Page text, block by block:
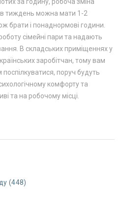
в тиждень можна мати 1-2
брати і понаднормові години.
сімейні пари та надають
В складських приміщеннях у
заробітчан, тому вам
поруч будуть
комфорту та
та на робочому місці.
(448)